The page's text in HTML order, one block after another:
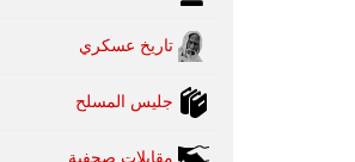
تاريخ عسكري
جليس المسلح
مقابلات صحفية